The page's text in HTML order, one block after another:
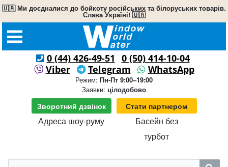
🇺🇦 Ми доєдналися до бойкоту російських та білоруських товарів.
Слава Україні! 🇺🇦
0 (44) 426-49-51
0 (50) 414-10-04
Viber
Telegram WhatsApp
Режим: Пн-Пт 9:00–19:00
Заявки: цілодобово
Зворотний дзвінок Стати партнером
Адреса шоу-руму
Басейн без
турбот